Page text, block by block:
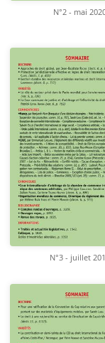
N°2 - mai
N°3 - juillet